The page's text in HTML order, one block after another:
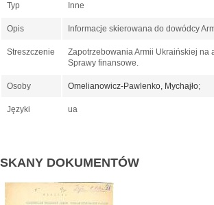
Typ Inne
Opis Informacje skierowana do dowódcy
Streszczenie
Zapotrzebowania Armii Ukraińskiej na
Sprawy finansowe.
Osoby Omelianowicz-Pawlenko, Mychajło;
Języki ua
SKANY DOKUMENTÓW